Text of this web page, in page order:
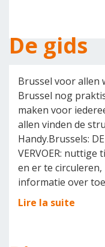
De gids
Brussel voor allen
Brussel nog
maken voor
allen vinden de
Handy.Brussels:
VERVOER:
en er te circuleren,
informatie over
Lire la suite